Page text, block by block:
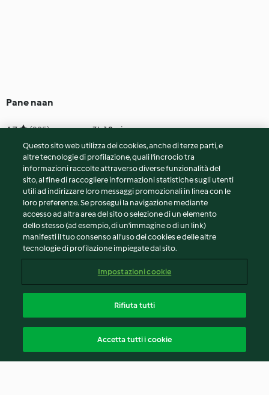
Pane naan
4.7 (205) 3h 10min
Questo sito web utilizza dei cookies, anche di terze parti, e
altre tecnologie di profilazione, quali l’incrocio tra
informazioni raccolte attraverso diverse funzionalità del
sito, al fine di raccogliere informazioni statistiche sugli utenti
utili ad indirizzare loro messaggi promozionali in linea con le
loro preferenze. Se prosegui la navigazione mediante
accesso ad altra area del sito o selezione di un elemento
dello stesso (ad esempio, di un'immagine o di un link)
manifesti il tuo consenso all'uso dei cookies e delle altre
tecnologie di profilazione impiegate dal sito.
Impostazioni cookie
Rifiuta tutti
Accetta tutti i cookie